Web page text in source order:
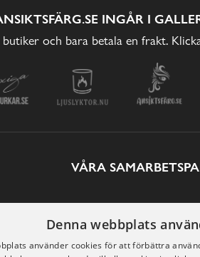
INGÅR I
och bara betala en frakt.
VÅRA
Denna webbplats
använder cookies för att förbättra